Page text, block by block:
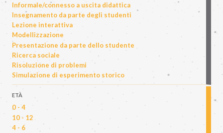
Informale/connesso a uscita didattica
Insegnamento da parte degli studenti
Lezione interattiva
Modellizzazione
Presentazione da parte dello studente
Ricerca sociale
Risoluzione di problemi
Simulazione di esperimento storico
ETÀ
0 - 4
10 - 12
4 - 6